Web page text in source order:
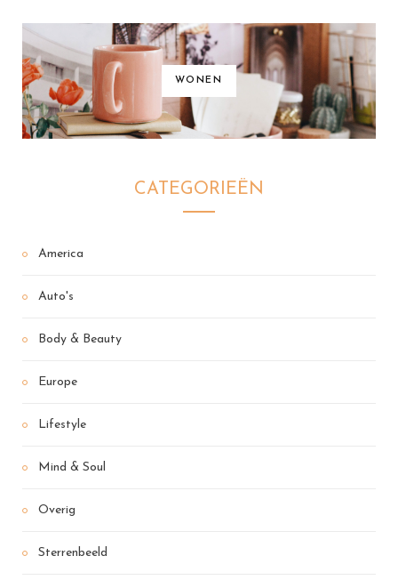
WONEN
CATEGORIEËN
America
Auto's
Body & Beauty
Europe
Lifestyle
Mind & Soul
Overig
Sterrenbeeld